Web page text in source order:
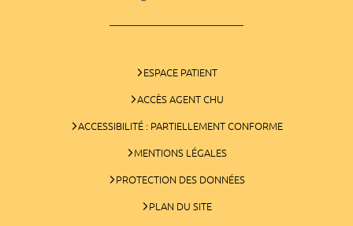
ESPACE PATIENT
ACCÈS AGENT CHU
ACCESSIBILITÉ : PARTIELLEMENT CONFORME
MENTIONS LÉGALES
PROTECTION DES DONNÉES
PLAN DU SITE